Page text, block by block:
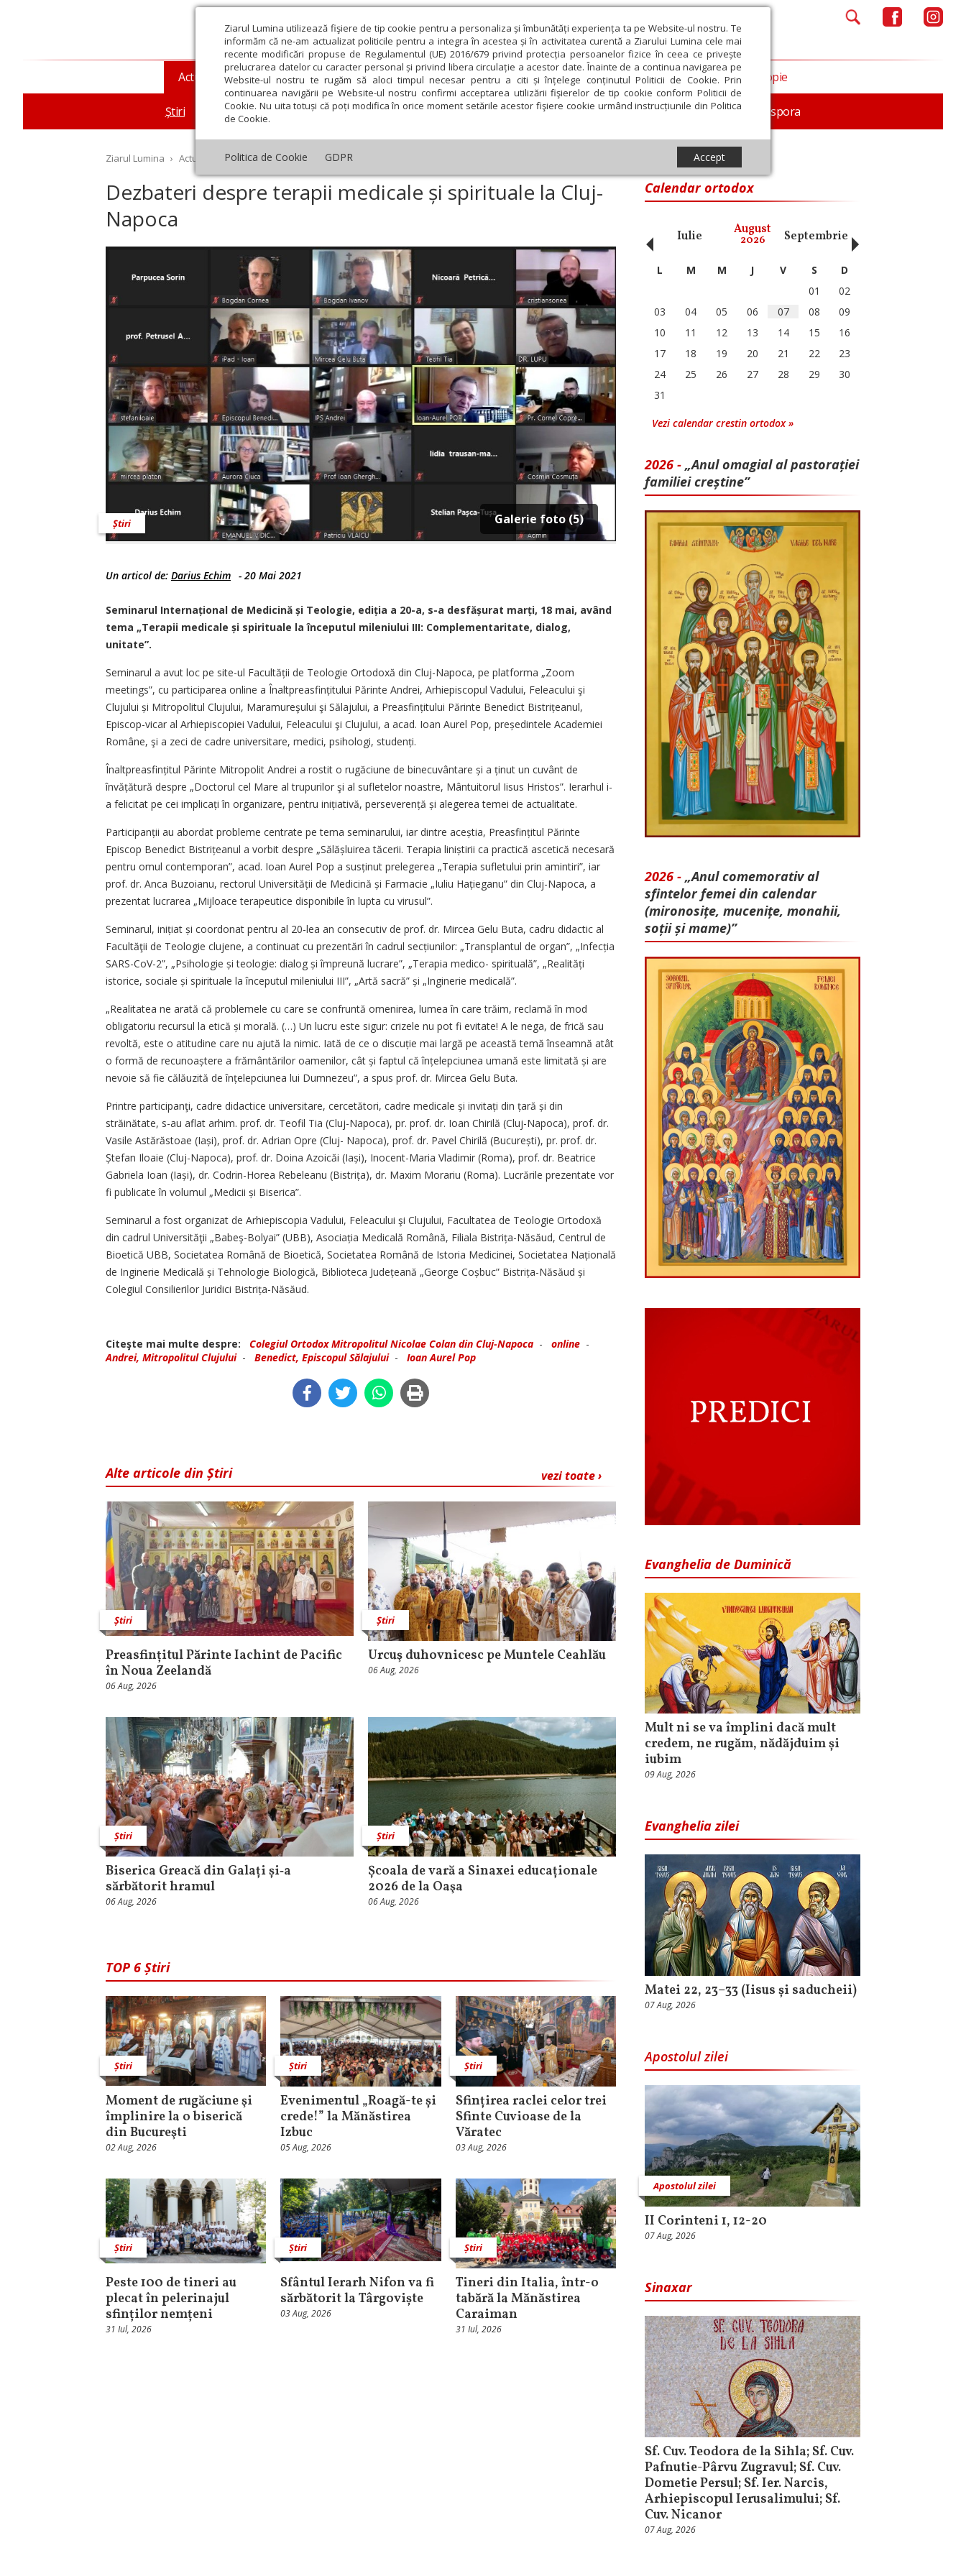
Ziarul Lumina utilizează fişiere de tip cookie pentru a personaliza și îmbunătăți experiența ta pe Website-ul nostru. Te
informăm că ne-am actualizat politicile pentru a integra în acestea și în activitatea curentă a Ziarului Lumina cele mai
recente modificări propuse de Regulamentul (UE) 2016/679 privind protecția persoanelor fizice în ceea ce privește
prelucrarea datelor cu caracter personal și privind libera circulație a acestor date. Înainte de a continua navigarea pe
Website-ul nostru te rugăm să aloci timpul necesar pentru a citi și înțelege conținutul Politicii de Cookie. Prin
continuarea navigării pe Website-ul nostru confirmi acceptarea utilizării fişierelor de tip cookie conform Politicii de
Cookie. Nu uita totuși că poți modifica în orice moment setările acestor fişiere cookie urmând instrucțiunile din Politica
de Cookie.
Politica de Cookie GDPR Accept
Actualitate religioasă
Știri Mesaje și cuvântări An omagial Comunicate de presă Documentar In memoriam Diaspora
Teologie și spiritualitate Educaţie și Cultură Societate Opinii Filantropie
Ziarul Lumina › Actualitate religioasă › Știri › Dezbateri despre terapii medicale și spirituale la Cluj-Napoca
Dezbateri despre terapii medicale și spirituale la Cluj-
Napoca
Galerie foto (5)
Știri
Un articol de: Darius Echim - 20 Mai 2021
Seminarul Internațional de Medicină și Teologie, ediția a 20-a, s-a desfășurat marți, 18 mai, având
tema „Terapii medicale și spirituale la începutul mileniului III: Complementaritate, dialog,
unitate”.
Seminarul a avut loc pe site-ul Facultății de Teologie Ortodoxă din Cluj-Napoca, pe platforma „Zoom
meetings”, cu participarea online a Înaltpreasfințitului Părinte Andrei, Arhiepiscopul Vadului, Feleacului şi
Clujului și Mitropolitul Clujului, Maramureşului şi Sălajului, a Preasfințitului Părinte Benedict Bistrițeanul,
Episcop-vicar al Arhiepiscopiei Vadului, Feleacului şi Clujului, a acad. Ioan Aurel Pop, președintele Academiei
Române, şi a zeci de cadre universitare, medici, psihologi, studenți.
Înaltpreasfințitul Părinte Mitropolit Andrei a rostit o rugăciune de binecuvântare și a ținut un cuvânt de
învățătură despre „Doctorul cel Mare al trupurilor şi al sufletelor noastre, Mântuitorul Iisus Hristos”. Ierarhul i-
a felicitat pe cei implicați în organizare, pentru inițiativă, perseverență și alegerea temei de actualitate.
Participanții au abordat probleme centrate pe tema seminarului, iar dintre aceștia, Preasfințitul Părinte
Episcop Benedict Bistrițeanul a vorbit despre „Sălășluirea tăcerii. Terapia liniștirii ca practică ascetică necesară
pentru omul contemporan”, acad. Ioan Aurel Pop a susținut prelegerea „Terapia sufletului prin amintiri”, iar
prof. dr. Anca Buzoianu, rectorul Univer­sității de Medicină și Farmacie „Iuliu Hațieganu” din Cluj-Napoca, a
prezentat lucrarea „Mijloace terapeutice disponibile în lupta cu virusul”.
Seminarul, inițiat și coordonat pen­tru al 20-lea an consecutiv de prof. dr. Mircea Gelu Buta, cadru didactic al
Facultăţii de Teologie clujene, a continuat cu prezentări în cadrul secțiunilor: „Transplantul de organ”, „Infecția
SARS-CoV-2”, „Psihologie și teologie: dialog și împreună lucrare”, „Terapia medico- spi­­ri­tuală”, „Realități
istorice, sociale și spirituale la începutul mileniului III”, „Artă sacră” și „Inginerie medicală”.
„Realitatea ne arată că problemele cu care se confruntă omenirea, lumea în care trăim, reclamă în mod
obligatoriu recursul la etică și morală. (…) Un lucru este sigur: crizele nu pot fi evitate! A le nega, de frică sau
revoltă, este o atitudine care nu ajută la nimic. Iată de ce o discuție mai largă pe această temă înseamnă atât
o formă de recunoaștere a frământărilor oamenilor, cât și faptul că înțelepciunea umană este limitată și are
nevoie să fie călăuzită de înțelepciunea lui Dumnezeu”, a spus prof. dr. Mircea Gelu Buta.
Printre participanţi, cadre didactice universitare, cercetători, cadre medicale și invitați din țară și din
străinătate, s-au aflat arhim. prof. dr. Teofil Tia (Cluj-Napoca), pr. prof. dr. Ioan Chirilă (Cluj-Napoca), prof. dr.
Vasile Astărăstoae (Iași), prof. dr. Adrian Opre (Cluj- Napoca), prof. dr. Pavel Chirilă (Bu­cu­rești), pr. prof. dr.
Ștefan Iloa­ie (Cluj-Napoca), prof. dr. Doina Azoicăi (Iași), Inocent-Maria Vladimir (Roma), prof. dr. Beatrice
Gabriela Ioan (Iași), dr. Codrin-Horea Rebeleanu (Bistrița), dr. Maxim Morariu (Roma). Lucrările prezentate vor
fi publicate în volumul „Medicii și Biserica”.
Seminarul a fost organizat de Arhiepiscopia Vadului, Feleacului şi Clujului, Facultatea de Teologie Ortodoxă
din cadrul Universităţii „Babeş-Bolyai” (UBB), Asociația Medicală Română, Filiala Bistri­ța-Năsăud, Centrul de
Bioetică UBB, Societatea Română de Bioetică, Societatea Română de Istoria Medicinei, Societatea Națională
de Inginerie Medicală și Tehnologie Biologică, Biblioteca Județeană „George Coșbuc” Bistrița-Năsăud și
Colegiul Consilierilor Juridici Bis­tri­ța-Năsăud.
Citeşte mai multe despre: Colegiul Ortodox Mitropolitul Nicolae Colan din Cluj-Napoca - online -
Andrei, Mitropolitul Clujului- Benedict, Episcopul Sălajului- Ioan Aurel Pop
vezi toate ›
Alte articole din Știri
Știri
Preasfințitul Părinte Iachint de Pacific
în Noua Zeelandă
06 Aug, 2026
Știri
Urcuş duhovnicesc pe Muntele Ceahlău
06 Aug, 2026
Știri
Biserica Greacă din Galați și‑a
sărbătorit hramul
06 Aug, 2026
Știri
Școala de vară a Sinaxei educaționale
2026 de la Oaşa
06 Aug, 2026
TOP 6 Știri
Știri
Moment de rugăciune şi
împlinire la o biserică
din Bucureşti
02 Aug, 2026
Știri
Evenimentul „Roagă-te și
crede!” la Mănăstirea
Izbuc
05 Aug, 2026
Știri
Sfințirea raclei celor trei
Sfinte Cuvioase de la
Văratec
03 Aug, 2026
Știri
Peste 100 de tineri au
plecat în pelerinajul
sfinților nemțeni
31 Iul, 2026
Știri
Sfântul Ierarh Nifon va fi
sărbătorit la Târgoviște
03 Aug, 2026
Știri
Tineri din Italia, într-o
tabără la Mănăstirea
Caraiman
31 Iul, 2026
Calendar ortodox
Octombrie Iulie August
2026 Septembrie Octombrie
‹ L M M J V S
D
01
02
03
04 05 06 07 08
09
10
11 12 13 14 15
16
17
18 19 20 21 22
23
24
25 26 27 28 29
30
31
Vezi calendar crestin ortodox »
2026 - „Anul omagial al pastorației
familiei creștine”
2026 - „Anul comemorativ al
sfintelor femei din calendar
(mironosițe, mu­cenițe, monahii,
soții și mame)”
Evanghelia de Duminică
Mult ni se va împlini dacă mult
credem, ne rugăm, nădăjduim și
iubim
09 Aug, 2026
Evanghelia zilei
Matei 22, 23–33 (Iisus și saducheii)
07 Aug, 2026
Apostolul zilei
Apostolul zilei
II Corinteni 1, 12-20
07 Aug, 2026
Sinaxar
Sf. Cuv. Teodora de la Sihla; Sf. Cuv.
Pafnutie-Pârvu Zugravul; Sf. Cuv.
Dometie Persul; Sf. Ier. Narcis,
Arhiepiscopul Ierusalimului; Sf.
Cuv. Nicanor
07 Aug, 2026